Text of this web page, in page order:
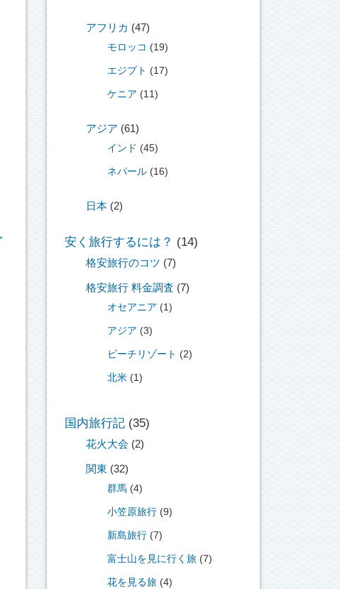
アフリカ (47)
モロッコ (19)
エジプト (17)
ケニア (11)
アジア (61)
インド (45)
ネパール (16)
日本 (2)
安く旅行するには？ (14)
格安旅行のコツ (7)
格安旅行 料金調査 (7)
オセアニア (1)
アジア (3)
ビーチリゾート (2)
北米 (1)
国内旅行記 (35)
花火大会 (2)
関東 (32)
群馬 (4)
小笠原旅行 (9)
新島旅行 (7)
富士山を見に行く旅 (7)
花を見る旅 (4)